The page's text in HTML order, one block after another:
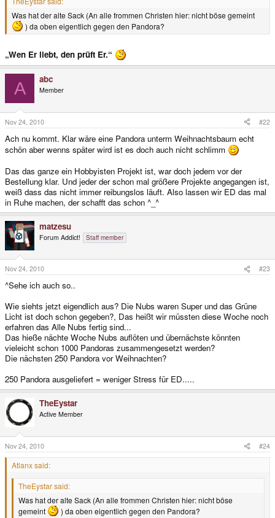
Was hat der alte Sack (An alle frommen Christen hier: nicht böse gemeint
) da oben eigentlich gegen den Pandora?
„Wen Er liebt, den prüft Er.“
A abc
Member
Nov 24, 2010 #22
Ach nu kommt. Klar wäre eine Pandora unterm Weihnachtsbaum echt
schön aber wenns später wird ist es doch auch nicht schlimm
Das das ganze ein Hobbyisten Projekt ist, war doch jedem vor der
Bestellung klar. Und jeder der schon mal größere Projekte angegangen ist,
weiß dass das nicht immer reibungslos läuft. Also lassen wir ED das mal
in Ruhe machen, der schafft das schon ^_^
matzesu
Forum Addict! Staff member
Nov 24, 2010 #23
^Sehe ich auch so..
Wie siehts jetzt eigendlich aus? Die Nubs waren Super und das Grüne
Licht ist doch schon gegeben?, Das heißt wir müssten diese Woche noch
erfahren das Alle Nubs fertig sind...
Das hieße nächte Woche Nubs auflöten und übernächste könnten
vieleicht schon 1000 Pandoras zusammengesetzt werden?
Die nächsten 250 Pandora vor Weihnachten?
250 Pandora ausgeliefert = weniger Stress für ED.....
TheEystar
Active Member
Nov 24, 2010 #24
Atlanx said:
TheEystar said:
Was hat der alte Sack (An alle frommen Christen hier: nicht böse
gemeint
) da oben eigentlich gegen den Pandora?